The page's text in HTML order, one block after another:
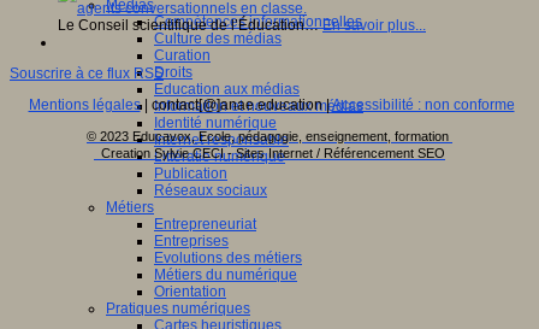
Médias
Compétences informationnelles
Culture des médias
Curation
Droits
Education aux médias
Information et nouveaux médias
Identité numérique
Internet responsable
Littératie numérique
Publication
Réseaux sociaux
Métiers
Entrepreneuriat
Entreprises
Evolutions des métiers
Métiers du numérique
Orientation
Pratiques numériques
Cartes heuristiques
Le Conseil scientifique de l’Éducation…En savoir plus...
Souscrire à ce flux RSS
Mentions légales| contact[@]anae.education |Accessibilité : non conforme
© 2023 Educavox, Ecole, pédagogie, enseignement, formation
Creation Sylvie CECI - Sites Internet / Référencement SEO